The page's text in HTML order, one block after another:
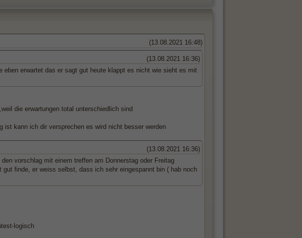
(13.08.2021 16:48)
(13.08.2021 16:36)
erwartet das er sagt gut heute klappt es nicht wie sieht es mit
die erwartungen total unterschiedlich sind
kann ich dir versprechen es wird nicht besser werden
(13.08.2021 16:36)
vorschlag mit einem treffen am Donnerstag oder Freitag
finde, er weiss selbst, dass ich sehr eingespannt bin ( hab noch
logisch